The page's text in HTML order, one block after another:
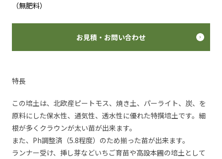
（無肥料）
お見積・お問い合わせ
特長
この培土は、北欧産ピートモス、焼き土、パーライト、炭、を
原料にした保水性、通気性、透水性に優れた特撰培土です。細
根が多くクラウンが太い苗が出来ます。
また、Ph調整済（5.8程度）のため揃った苗が出来ます。
ランナー受け、挿し芽などいちご育苗や高設本圃の培土として